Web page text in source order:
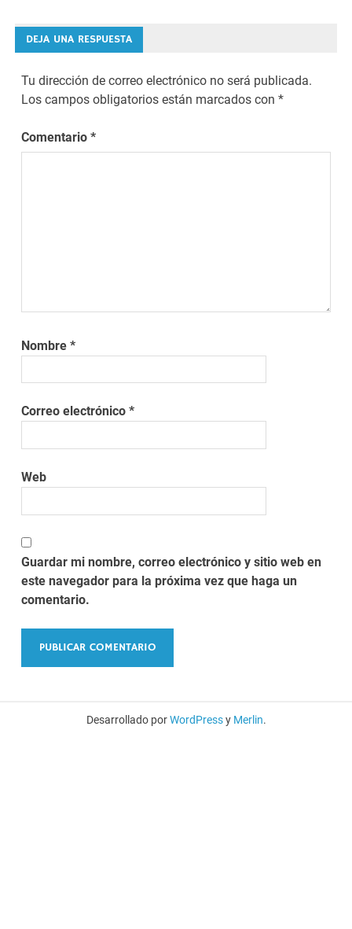
entradas
DEJA UNA RESPUESTA
Tu dirección de correo electrónico no será publicada.
Los campos obligatorios están marcados con*
Comentario*
Nombre*
Correo electrónico*
Web
Guardar mi nombre, correo electrónico y sitio web en
este navegador para la próxima vez que haga un
comentario.
Desarrollado porWordPressy Merlin.